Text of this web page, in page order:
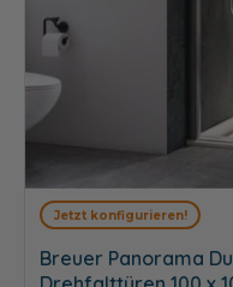
Jetzt konfigurieren!
Breuer Panorama